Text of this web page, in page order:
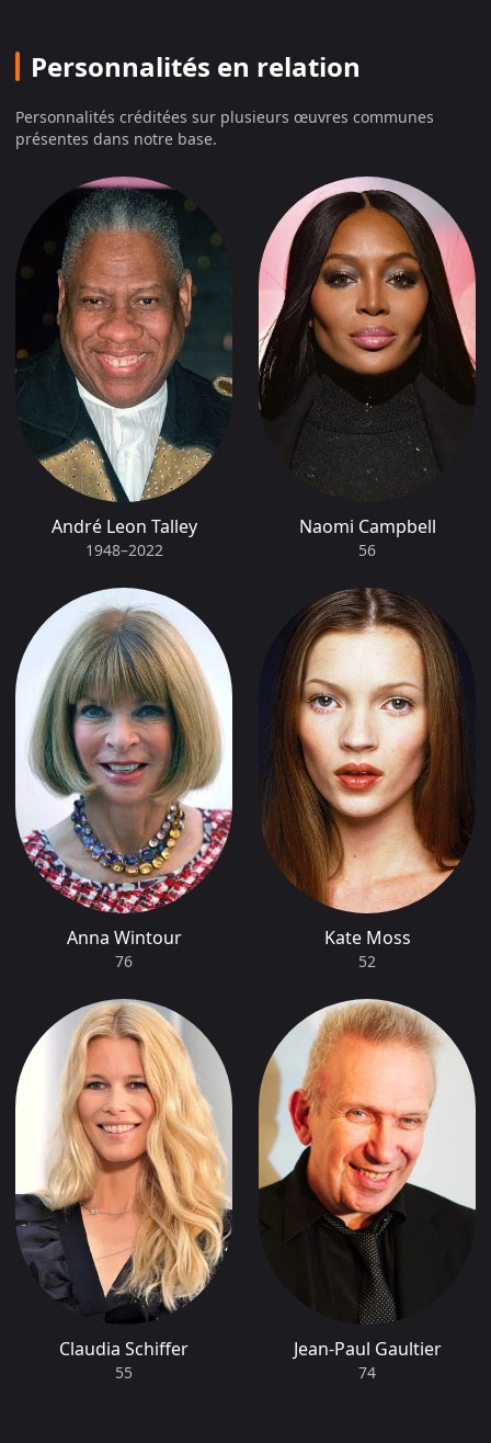
Personnalités en relation
Personnalités créditées sur plusieurs œuvres communes
présentes dans notre base.
André Leon Talley
1948–2022
Naomi Campbell
56
Anna Wintour
76
Kate Moss
52
Claudia Schiffer
55
Jean-Paul Gaultier
74